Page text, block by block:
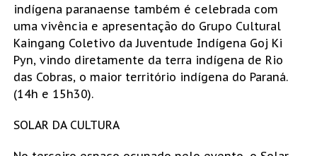
indígena paranaense também é celebrada com
uma vivência e apresentação do Grupo Cultural
Kaingang Coletivo da Juventude Indígena Goj Ki
Pyn, vindo diretamente da terra indígena de Rio
das Cobras, o maior território indígena do Paraná.
(14h e 15h30).
SOLAR DA CULTURA